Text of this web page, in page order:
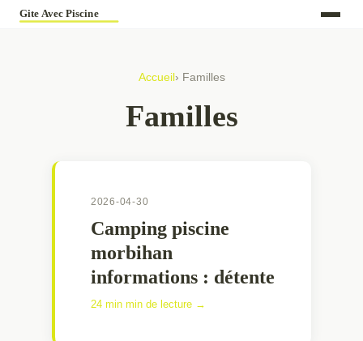
Accueil › Familles
Familles
2026-04-30
Camping piscine
morbihan
informations : détente
24 min min de lecture →